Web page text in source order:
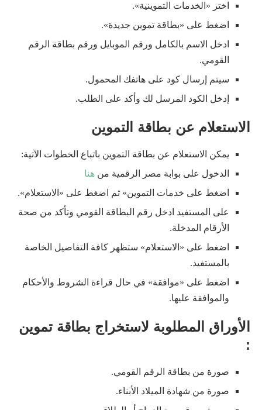
اختر «الخدمات التموينية».
اضغط على «بطاقة تموين جديدة».
ادخل الاسم بالكامل ورقم الموبايل ورقم بطاقة الرقم
القومي.
سيتم إرسال كود على هاتفك المحمول.
إدخل الكود المرسل لك وأكد على الطلب.
الاستعلام عن بطاقة التموين
يمكن الاستعلام عن بطاقة التموين باتباع الخطوات الآتية:
الدخول على بوابة مصر الرقمية من هنا
اضغط على خدمات التموين» ثم اضغط على «الاستعلام».
على المستفيد ادخل رقم البطاقة القومي وتأكد من صحة
الأرقام المدخلة.
اضغط على «الاستعلام» ستظهر كافة التفاصيل الخاصة
بالمستفيد.
اضغط على «موافقة» في حال قراءة الشروط والأحكام
والموافقة عليها.
الأوراق المطلوبة لاستخراج بطاقة تموين
:
صورة من بطاقة الرقم القومي.
صورة من شهادة الميلاد الأبناء.